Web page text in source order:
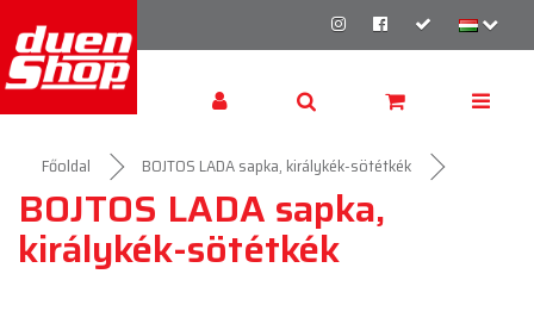
Főoldal BOJTOS LADA sapka, királykék-sötétkék
BOJTOS LADA sapka,
királykék-sötétkék